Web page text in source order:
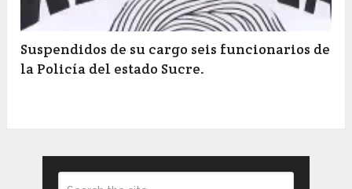
Suspendidos de su cargo seis funcionarios de
la Policía del estado Sucre.